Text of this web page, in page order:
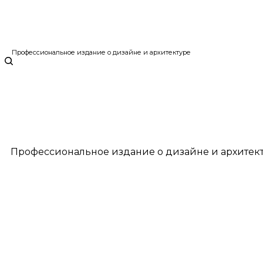
Профессиональное издание о дизайне и архитектуре
Профессиональное издание о дизайне и